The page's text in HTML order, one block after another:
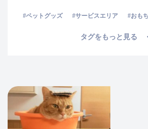
ペットグッズ サービスエリア おも
タグをもっと見る